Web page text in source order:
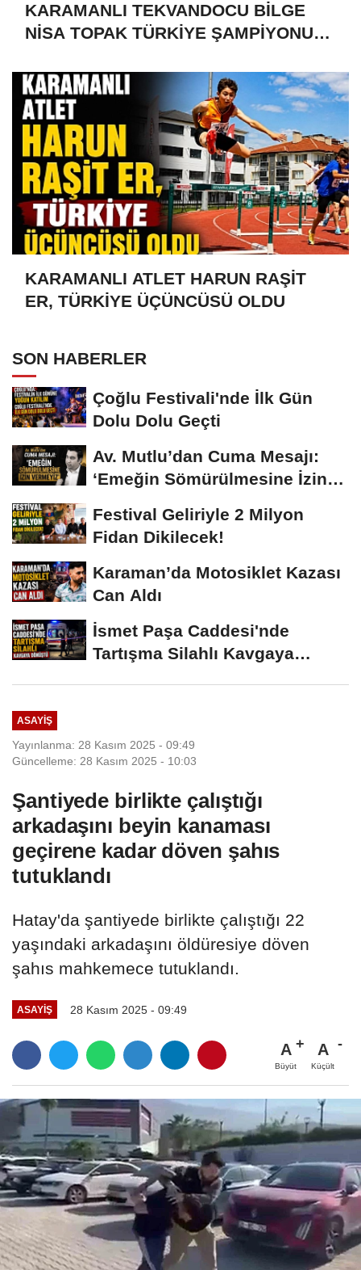
KARAMANLI TEKVANDOCU BİLGE
NİSA TOPAK TÜRKİYE ŞAMPİYONU
KARAMANLI ATLET HARUN RAŞİT
ER, TÜRKİYE ÜÇÜNCÜSÜ OLDU
SON HABERLER
Çoğlu Festivali'nde İlk Gün
Dolu Dolu Geçti
Av. Mutlu’dan Cuma Mesajı:
‘Emeğin Sömürülmesine İzin
Festival Geliriyle 2 Milyon
Fidan Dikilecek!
Karaman’da Motosiklet Kazası
Can Aldı
İsmet Paşa Caddesi'nde
Tartışma Silahlı Kavgaya
ASAYIŞ
Yayınlanma: 28 Kasım 2025 - 09:49
Güncelleme: 28 Kasım 2025 - 10:03
Şantiyede birlikte çalıştığı
arkadaşını beyin kanaması
geçirene kadar döven şahıs
tutuklandı
Hatay'da şantiyede birlikte çalıştığı 22
yaşındaki arkadaşını öldüresiye döven
şahıs mahkemece tutuklandı.
ASAYIŞ 28 Kasım 2025 - 09:49
A
Büyüt
A
Küçült